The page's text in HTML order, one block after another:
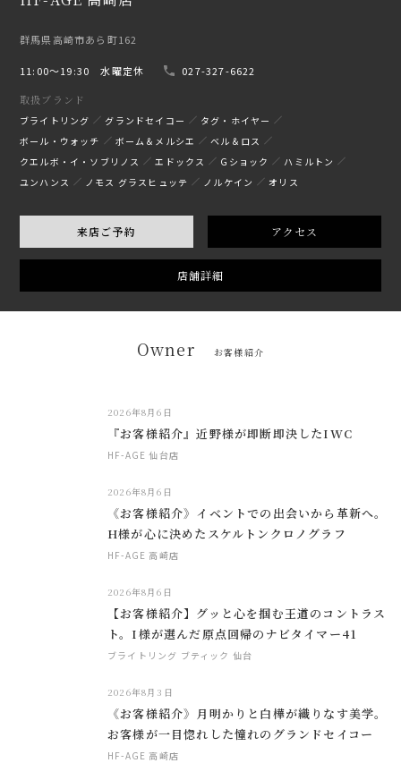
群馬県高崎市あら町162
11:00〜19:30 水曜定休
027-327-6622
取扱ブランド
ブライトリング グランドセイコー
タグ・ホイヤー
ボール・ウォッチ
ボーム＆メルシエ
ベル＆ロス
クエルボ・イ・ソブリノス
エドックス Gショック
ハミルトン
ユンハンス
ノモス グラスヒュッテ ノルケイン オリス
来店ご予約 アクセス
店舗詳細
Owner お客様紹介
2026年8月6日
『お客様紹介』近野様が即断即決したIWC
HF-AGE 仙台店
2026年8月6日
《お客様紹介》イベントでの出会いから革新へ。
H様が心に決めたスケルトンクロノグラフ
HF-AGE 高崎店
2026年8月6日
【お客様紹介】グッと心を掴む王道のコントラス
ト。I様が選んだ原点回帰のナビタイマー41
ブライトリング ブティック 仙台
2026年8月3日
《お客様紹介》月明かりと白樺が織りなす美学。
お客様が一目惚れした憧れのグランドセイコー
HF-AGE 高崎店